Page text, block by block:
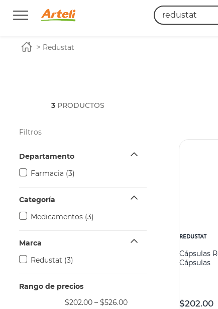
¿Qué estás
redustat
3 PRODUCTOS
Filtros
Departamento
farmacia (3)
Categoría
medicamentos (3)
Marca
redustat (3)
$202.00 – $526.00
REDUSTAT
Cápsulas
Cápsulas
$202.00